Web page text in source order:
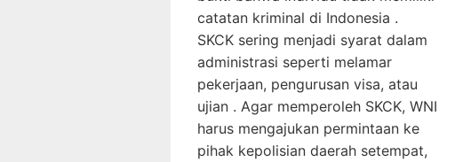
catatan kriminal di Indonesia .
SKCK sering menjadi syarat dalam
administrasi seperti melamar
pekerjaan, pengurusan visa, atau
ujian . Agar memperoleh SKCK, WNI
harus mengajukan permintaan ke
pihak kepolisian daerah setempat,